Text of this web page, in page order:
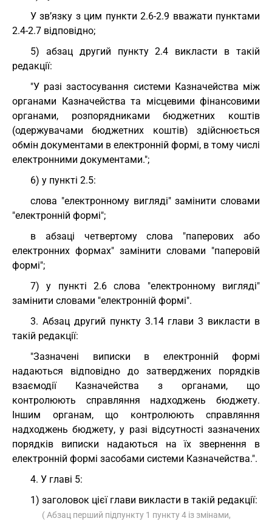
У зв’язку з цим пункти 2.6-2.9 вважати пунктами
2.4-2.7 відповідно;
5) абзац другий пункту 2.4 викласти в такій
редакції:
"У разі застосування системи Казначейства між
органами Казначейства та місцевими фінансовими
органами, розпорядниками бюджетних коштів
(одержувачами бюджетних коштів) здійснюється
обмін документами в електронній формі, в тому числі
електронними документами.";
6) у пункті 2.5:
слова "електронному вигляді" замінити словами
"електронній формі";
в абзаці четвертому слова "паперових або
електронних формах" замінити словами "паперовій
формі";
7) у пункті 2.6 слова "електронному вигляді"
замінити словами "електронній формі".
3. Абзац другий пункту 3.14 глави 3 викласти в
такій редакції:
"Зазначені виписки в електронній формі
надаються відповідно до затверджених порядків
взаємодії Казначейства з органами, що
контролюють справляння надходжень бюджету.
Іншим органам, що контролюють справляння
надходжень бюджету, у разі відсутності зазначених
порядків виписки надаються на їх звернення в
електронній формі засобами системи Казначейства.".
4. У главі 5:
1) заголовок цієї глави викласти в такій редакції:
( Абзац перший підпункту 1 пункту 4 із змінами,